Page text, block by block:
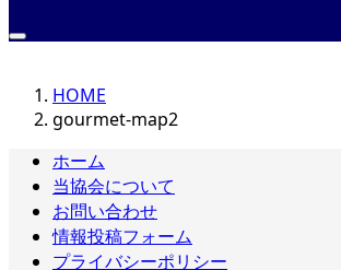
HOME
gourmet-map2
ホーム
当協会について
お問い合わせ
情報投稿フォーム
プライバシーポリシー